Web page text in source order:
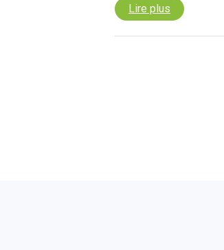
Lire plus